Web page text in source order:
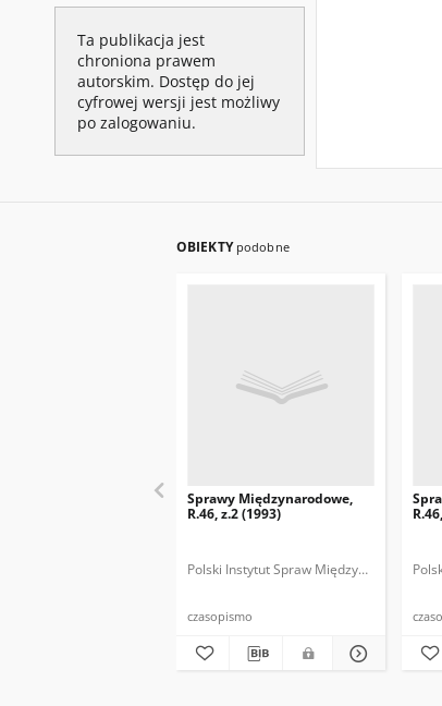
Ta publikacja jest
chroniona prawem
autorskim. Dostęp do jej
cyfrowej wersji jest możliwy
po zalogowaniu.
OBIEKTY podobne
Sprawy Międzynarodowe,
R.46, z.2 (1993)
Polski Instytut Spraw Międzynarodowych.
czasopismo